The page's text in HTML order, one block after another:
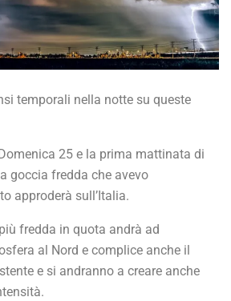
temporali nella notte su queste
25 e la prima mattinata di
goccia fredda che avevo
approderà sull’Italia.
fredda in quota andrà ad
al Nord e complice anche il
e si andranno a creare anche